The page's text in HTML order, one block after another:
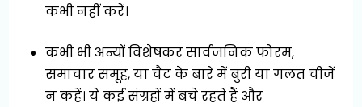
कभी नहीं करें।
कभी भी अन्यों विशेषकर सार्वजनिक फोरम,
समाचार समूह, या चैट के बारे में बुरी या गलत चीजें
न कहें। ये कई संग्रहों में बचे रहते हैं और